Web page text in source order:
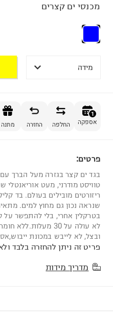
מכנסי ים קצרים
מידה
1
אספקה החלפה החזרה מתנה
פרטים:
בגד ים קצר בגזרה מעל הברך
טוויסט מודרני, מעט
ריזורטים מובילים בעולם. בד
שנראה נכון גם מחוץ למים.
בטרקלין אחרי, בלי להתפשר על
לא עולה על 30
ובצל, לא לייבש במכונת
פריט זה ניתן להחזרה בלבד
מדריך מידות